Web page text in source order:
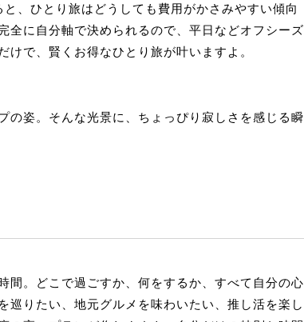
、ひとり旅はどうしても費用がかさみやすい傾向
全に自分軸で決められるので、平日などオフシーズ
で、賢くお得なひとり旅が叶いますよ。
の姿。そんな光景に、ちょっぴり寂しさを感じる瞬
間。どこで過ごすか、何をするか、すべて自分の心
りたい、地元グルメを味わいたい、推し活を楽し